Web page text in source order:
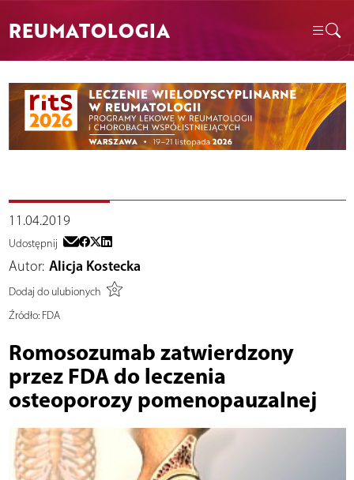
REUMATOLOGIA
11.04.2019
Udostępnij
Autor: Alicja Kostecka
Dodaj do ulubionych
Źródło:FDA
Romosozumab zatwierdzony
przez FDA do leczenia
osteoporozy pomenopauzalnej